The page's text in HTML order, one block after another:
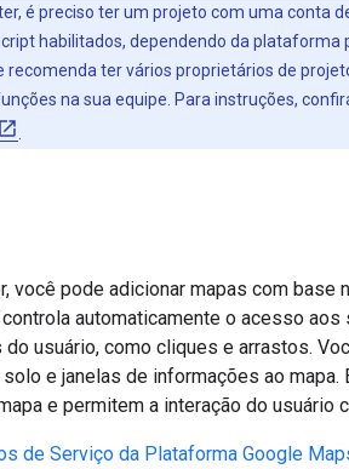
é preciso ter um projeto com uma conta
habilitados, dependendo da plataforma
recomenda ter vários proprietários de
na sua equipe. Para instruções,
você pode adicionar mapas com base
automaticamente o acesso
usuário, como cliques e arrastos.
e janelas de informações ao
e permitem a interação do usuário
de Serviço da Plataforma Google